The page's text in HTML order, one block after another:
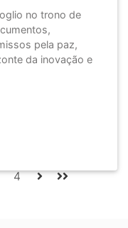
no trono de
pela paz,
da inovação e
4